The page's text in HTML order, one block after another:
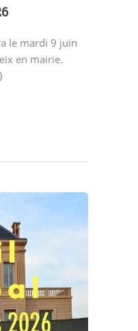
le mardi 9 juin
en mairie.